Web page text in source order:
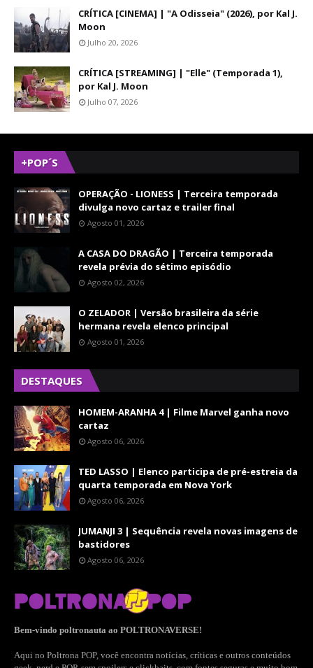
CRÍTICA [CINEMA] | "A Odisseia" (2026), por Kal J.
Moon
Julho 20, 2026
CRÍTICA [STREAMING] | "Elle" (Temporada 1),
por Kal J. Moon
Julho 07, 2026
+POP´S
OPERAÇÃO - LIONESS | Terceira temporada
divulga novo cartaz e trailer final
Agosto 01, 2026
A CASA DO DRAGÃO | Terceira temporada
revela prévia do sétimo episódio
Agosto 02, 2026
O ZELADOR | Versão brasileira da série
hermana revela elenco principal
Agosto 01, 2026
DESTAQUES
HOMEM-ARANHA 4 | Filme Marvel ganha novo
cartaz
Agosto 06, 2026
TED LASSO | Elenco participa de pré-estreia da
quarta temporada em Nova York
Agosto 06, 2026
JUMANJI 3 | Sequência revela novas imagens de
bastidores
Agosto 06, 2026
Bem-vindo poltronauta ao POLTRONAVERSE!
Aqui no Poltrona POP, você encontra notícias, críticas e outros conteúdos